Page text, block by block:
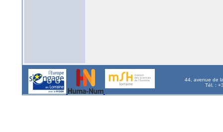
44, avenue de
Tél. :